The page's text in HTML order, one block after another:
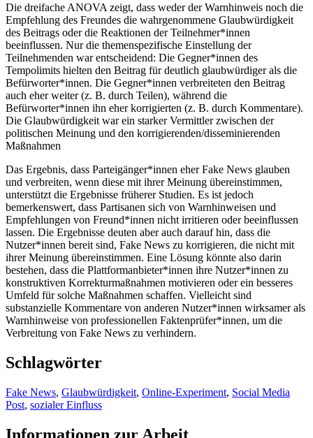
Die dreifache ANOVA zeigt, dass weder der Warnhinweis noch die
Empfehlung des Freundes die wahrgenommene Glaubwürdigkeit
des Beitrags oder die Reaktionen der Teilnehmer*innen
beeinflussen. Nur die themenspezifische Einstellung der
Teilnehmenden war entscheidend: Die Gegner*innen des
Tempolimits hielten den Beitrag für deutlich glaubwürdiger als die
Befürworter*innen. Die Gegner*innen verbreiteten den Beitrag
auch eher weiter (z. B. durch Teilen), während die
Befürworter*innen ihn eher korrigierten (z. B. durch Kommentare).
Die Glaubwürdigkeit war ein starker Vermittler zwischen der
politischen Meinung und den korrigierenden/disseminierenden
Maßnahmen
Das Ergebnis, dass Parteigänger*innen eher Fake News glauben
und verbreiten, wenn diese mit ihrer Meinung übereinstimmen,
unterstützt die Ergebnisse früherer Studien. Es ist jedoch
bemerkenswert, dass Partisanen sich von Warnhinweisen und
Empfehlungen von Freund*innen nicht irritieren oder beeinflussen
lassen. Die Ergebnisse deuten aber auch darauf hin, dass die
Nutzer*innen bereit sind, Fake News zu korrigieren, die nicht mit
ihrer Meinung übereinstimmen. Eine Lösung könnte also darin
bestehen, dass die Plattformanbieter*innen ihre Nutzer*innen zu
konstruktiven Korrekturmaßnahmen motivieren oder ein besseres
Umfeld für solche Maßnahmen schaffen. Vielleicht sind
substanzielle Kommentare von anderen Nutzer*innen wirksamer als
Warnhinweise von professionellen Faktenprüfer*innen, um die
Verbreitung von Fake News zu verhindern.
Schlagwörter
Fake News, Glaubwürdigkeit, Online-Experiment, Social Media
Post, sozialer Einfluss
Informationen zur Arbeit